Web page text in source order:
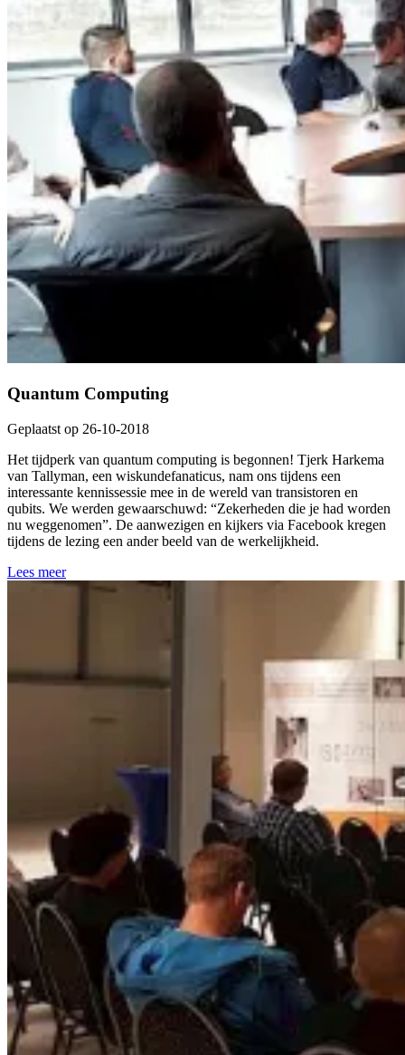
Quantum Computing
Geplaatst op 26-10-2018
Het tijdperk van quantum computing is begonnen! Tjerk Harkema
van Tallyman, een wiskundefanaticus, nam ons tijdens een
interessante kennissessie mee in de wereld van transistoren en
qubits. We werden gewaarschuwd: “Zekerheden die je had worden
nu weggenomen”. De aanwezigen en kijkers via Facebook kregen
tijdens de lezing een ander beeld van de werkelijkheid.
Lees meer